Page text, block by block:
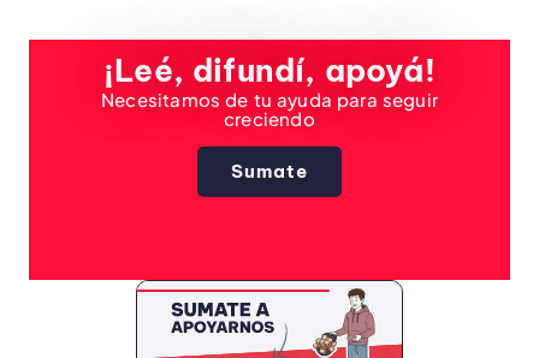
¡Leé, difundí, apoyá!
Necesitamos de tu ayuda para seguir
creciendo
Sumate